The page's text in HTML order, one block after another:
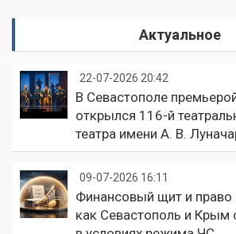
Актуальное
22-07-2026 20:42
В Севастополе
открылся 116-й
театра имени А. В.
09-07-2026 16:11
Финансовый щит и
как Севастополь и Крым